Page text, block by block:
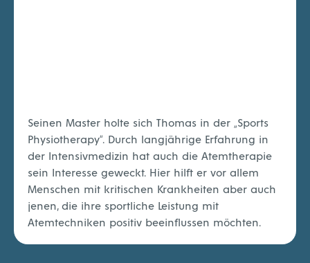
Seinen Master holte sich Thomas in der „Sports
Physiotherapy“. Durch langjährige Erfahrung in
der Intensivmedizin hat auch die Atemtherapie
sein Interesse geweckt. Hier hilft er vor allem
Menschen mit kritischen Krankheiten aber auch
jenen, die ihre sportliche Leistung mit
Atemtechniken positiv beeinflussen möchten.